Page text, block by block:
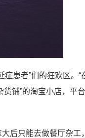
患者”们的狂欢区。“
铺”的淘宝小店，平
后只能去做餐厅杂工